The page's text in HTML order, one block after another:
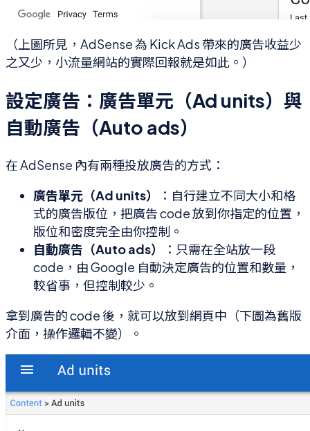
（上圖所見，AdSense 為 Kick Ads 帶來的廣告收益少
之又少，小流量網站的實際回報就是如此。）
設定廣告：廣告單元（Ad units）與
自動廣告（Auto ads）
在 AdSense 內有兩種投放廣告的方式：
廣告單元（Ad units）
：自行建立不同大小和格
式的廣告版位，把廣告 code 放到你指定的位置，
版位和密度完全由你控制。
自動廣告（Auto ads）
：只需在全站放一段
code，由 Google 自動決定廣告的位置和數量，
較省事，但控制較少。
拿到廣告的 code 後，就可以放到網頁中（下圖為舊版
介面，操作邏輯不變）。